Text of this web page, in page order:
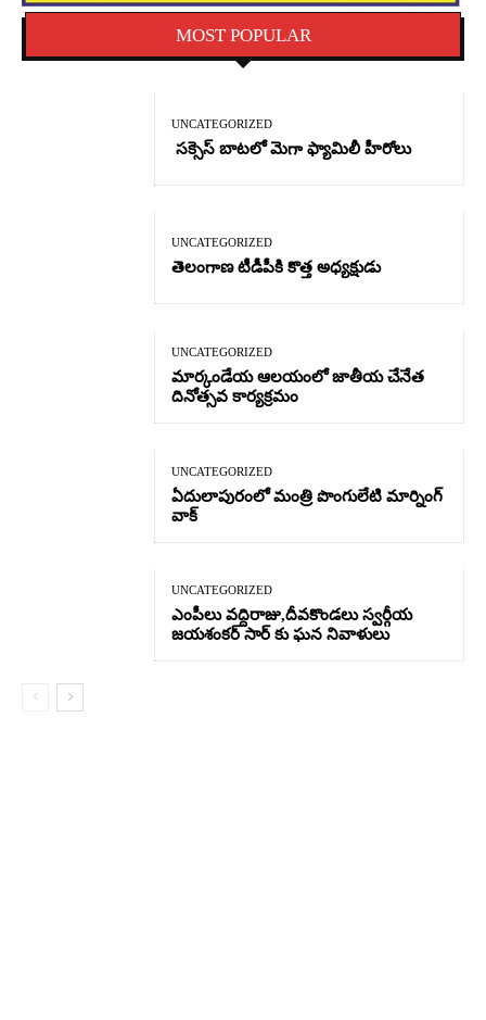
MOST POPULAR
UNCATEGORIZED
సక్సెస్ బాటలో మెగా ఫ్యామిలీ హీరోలు
UNCATEGORIZED
తెలంగాణ టీడీపీకి కొత్త అధ్యక్షుడు
UNCATEGORIZED
మార్కండేయ ఆలయంలో జాతీయ చేనేత
దినోత్సవ కార్యక్రమం
UNCATEGORIZED
ఏదులాపురంలో మంత్రి పొంగులేటి మార్నింగ్
వాక్
UNCATEGORIZED
ఎంపీలు వద్దిరాజు,దీవకొండలు స్వర్గీయ
జయశంకర్ సార్ కు ఘన నివాళులు